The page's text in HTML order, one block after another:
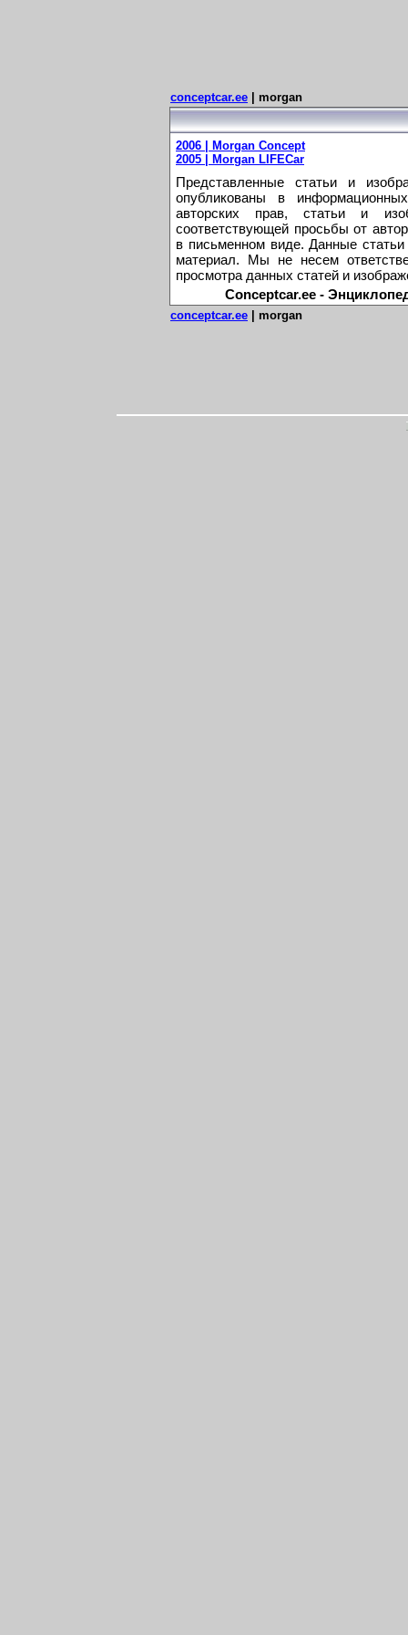
conceptcar.ee | morgan
2006 | Morgan Concept
2005 | Morgan LIFECar
Представленные статьи и
опубликованы в
авторских прав, статьи и
соответствующей просьбы от
в письменном виде. Данные
материал. Мы не несем
просмотра данных статей и
Conceptcar.ee -
conceptcar.ee | morgan